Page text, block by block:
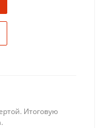
Итоговую